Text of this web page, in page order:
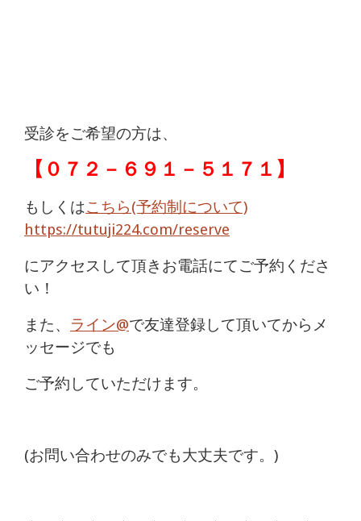
受診をご希望の方は、
【 ０７２－６９１－５１７１ 】
もしくはこちら(予約制について)
https://tutuji224.com/reserve
にアクセスして頂きお電話にてご予約くださ
い！
また、 ライン@で友達登録して頂いてからメ
ッセージでも
ご予約していただけます。
(お問い合わせのみでも大丈夫です。)